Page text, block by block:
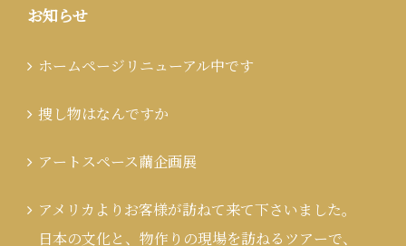
お知らせ
ホームページリニューアル中です
捜し物はなんですか
アートスペース繭企画展
アメリカよりお客様が訪ねて来て下さいました。
日本の文化と、物作りの現場を訪ねるツアーで、